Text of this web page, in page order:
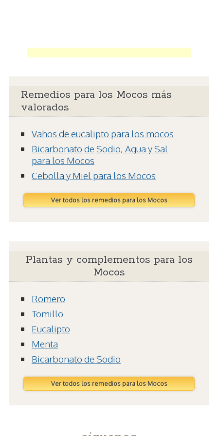
Remedios para los Mocos más
valorados
Vahos de eucalipto para los mocos
Bicarbonato de Sodio, Agua y Sal
para los Mocos
Cebolla y Miel para los Mocos
Ver todos los remedios para los Mocos
Plantas y complementos para los
Mocos
Romero
Tomillo
Eucalipto
Menta
Bicarbonato de Sodio
Ver todos los remedios para los Mocos